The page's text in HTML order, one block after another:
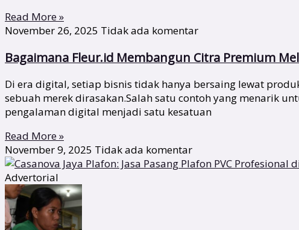
Read More »
November 26, 2025 Tidak ada komentar
Bagaimana Fleur.id Membangun Citra Premium
Di era digital, setiap bisnis tidak hanya bersaing lewat
sebuah merek dirasakan.Salah satu contoh yang menarik
pengalaman digital menjadi satu kesatuan
Read More »
November 9, 2025 Tidak ada komentar
Advertorial